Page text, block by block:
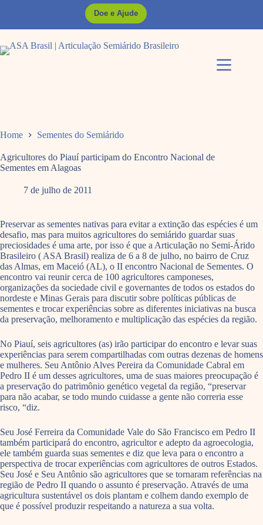
Doe e Ajude
Home Sementes do Semiárido
Agricultores do Piauí participam do Encontro Nacional de
Sementes em Alagoas
7 de julho de 2011
Preservar as sementes nativas para evitar a extinção das espécies é um
desafio, mas para muitos agricultores do semiárido guardar suas
preciosidades é uma arte, por isso é que a Articulação no Semi-Árido
Brasileiro ( ASA Brasil) realiza de 6 a 8 de julho, no bairro de Cruz
das Almas, em Maceió (AL), o II encontro Nacional de Sementes. O
encontro vai reunir cerca de 100 agricultores camponeses,
organizações da sociedade civil e governantes de todos os estados do
nordeste e Minas Gerais para discutir sobre políticas públicas de
sementes e trocar experiências sobre as diferentes iniciativas na busca
da preservação, melhoramento e multiplicação das espécies da região.
No Piauí, seis agricultores (as) irão participar do encontro e levar suas
experiências para serem compartilhadas com outras dezenas de homens
e mulheres. Seu Antônio Alves Pereira da Comunidade Cabral em
Pedro II é um desses agricultores, uma de suas maiores preocupação é
a preservação do patrimônio genético vegetal da região, “preservar
para não acabar, se todo mundo cuidasse a gente não correria esse
risco, “diz.
Seu José Ferreira da Comunidade Vale do São Francisco em Pedro II
também participará do encontro, agricultor e adepto da agroecologia,
ele também guarda suas sementes e diz que leva para o encontro a
perspectiva de trocar experiências com agricultores de outros Estados.
Seu José e Seu Antônio são agricultores que se tornaram referências na
região de Pedro II quando o assunto é preservação. Através de uma
agricultura sustentável os dois plantam e colhem dando exemplo de
que é possível produzir respeitando a natureza a sua volta.